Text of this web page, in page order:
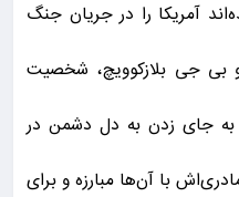
آمریکا را در جریان جنگ
بی جی بلازکوویچ، شخصیت
به جای زدن به دل دشمن در
با آن‌ها مبارزه و برای